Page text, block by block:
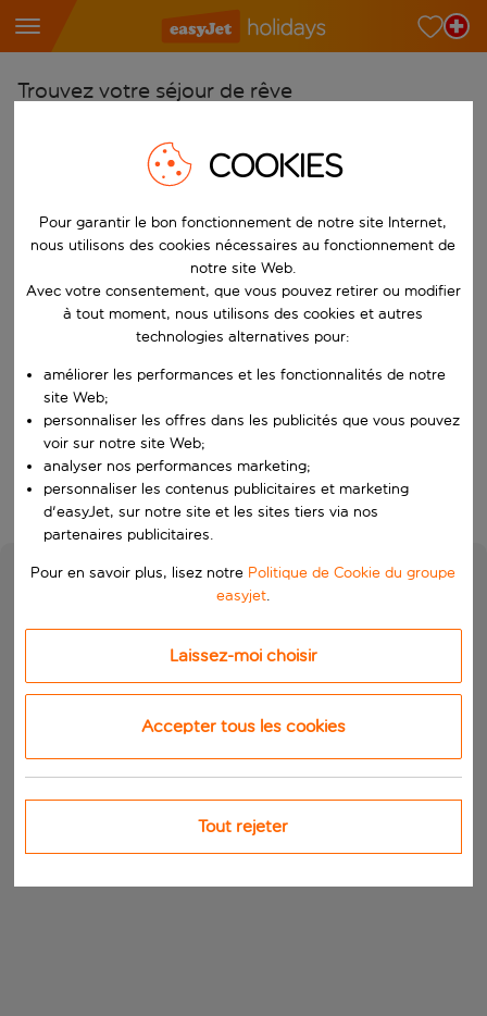
Trouvez votre séjour de rêve
Choisissez votre aéroport
Commencez à taper pour la saisie automatique. Lorsque les
Choisissez votre destination
Vers
Choisissez vos dates
Quand
Rechercher
COOKIES
Pour garantir le bon fonctionnement de notre site Internet,
nous utilisons des cookies nécessaires au fonctionnement de
notre site Web.
Avec votre consentement, que vous pouvez retirer ou modifier
à tout moment, nous utilisons des cookies et autres
technologies alternatives pour:
améliorer les performances et les fonctionnalités de notre
site Web;
personnaliser les offres dans les publicités que vous pouvez
voir sur notre site Web;
analyser nos performances marketing;
personnaliser les contenus publicitaires et marketing
d'easyJet, sur notre site et les sites tiers via nos
partenaires publicitaires.
Pour en savoir plus, lisez notre Politique de Cookie du groupe
easyjet.
Laissez-moi choisir
Accepter tous les cookies
Tout rejeter